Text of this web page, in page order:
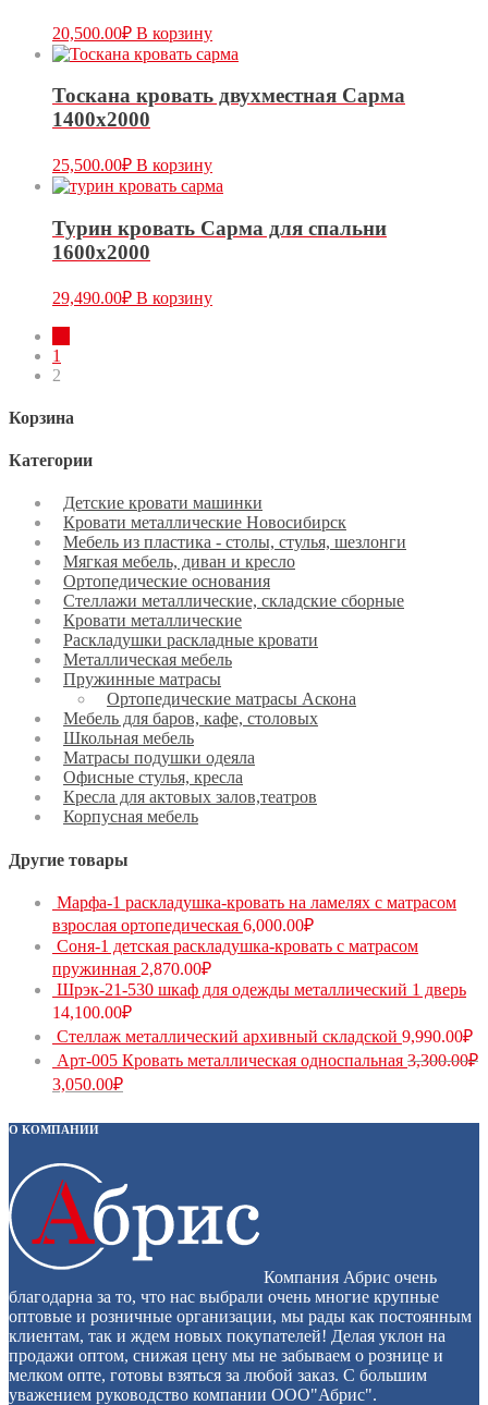
20,500.00₽ В корзину
Тоскана кровать двухместная Сарма
1400х2000
25,500.00₽ В корзину
Турин кровать Сарма для спальни
1600х2000
29,490.00₽ В корзину
1
2
Корзина
Категории
Детские кровати машинки
Кровати металлические Новосибирск
Мебель из пластика - столы, стулья, шезлонги
Мягкая мебель, диван и кресло
Ортопедические основания
Стеллажи металлические, складские сборные
Кровати металлические
Раскладушки раскладные кровати
Металлическая мебель
Пружинные матрасы
Ортопедические матрасы Аскона
Мебель для баров, кафе, столовых
Школьная мебель
Матрасы подушки одеяла
Офисные стулья, кресла
Кресла для актовых залов,театров
Корпусная мебель
Другие товары
Марфа-1 раскладушка-кровать на ламелях с матрасом
взрослая ортопедическая 6,000.00₽
Соня-1 детская раскладушка-кровать с матрасом
пружинная 2,870.00₽
Шрэк-21-530 шкаф для одежды металлический 1 дверь
14,100.00₽
Стеллаж металлический архивный складской 9,990.00₽
Арт-005 Кровать металлическая односпальная 3,300.00₽
3,050.00₽
О КОМПАНИИ
Компания Абрис очень
благодарна за то, что нас выбрали очень многие крупные
оптовые и розничные организации, мы рады как постоянным
клиентам, так и ждем новых покупателей! Делая уклон на
продажи оптом, снижая цену мы не забываем о рознице и
мелком опте, готовы взяться за любой заказ. С большим
уважением руководство компании ООО"Абрис".